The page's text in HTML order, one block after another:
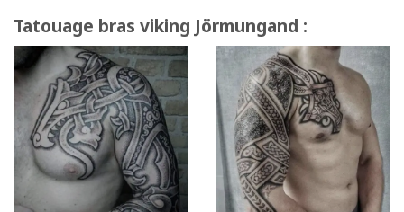
Tatouage bras viking Jörmungand :